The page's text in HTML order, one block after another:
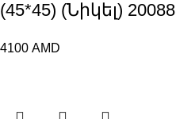
(45*45) (Նիկել) 20088
4100 AMD